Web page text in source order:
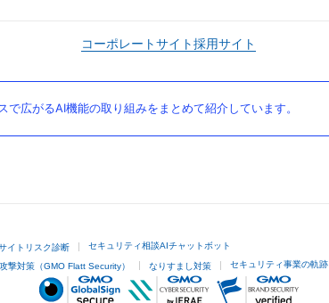
コーポレートサイト採用サイト
広がるAI機能の取り組みをまとめて紹介しています。
イトリスク診断 セキュリティ相談AIチャットボット
撃対策（GMO Flatt Security） なりすまし対策 セキュリティ事業の軌跡